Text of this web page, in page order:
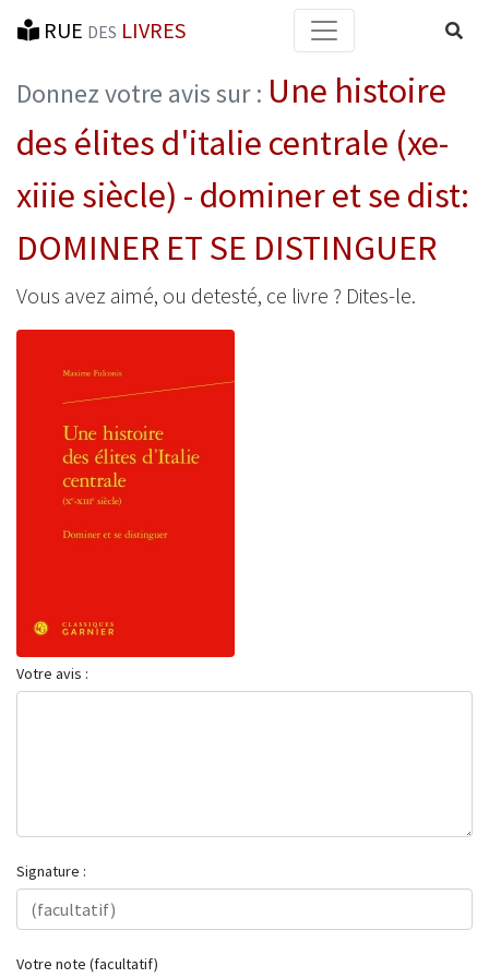
RUE DES LIVRES
Donnez votre avis sur : Une histoire
des élites d'italie centrale (xe-
xiiie siècle) - dominer et se dist:
DOMINER ET SE DISTINGUER
Vous avez aimé, ou detesté, ce livre ? Dites-le.
Votre avis :
Signature :
Votre note (facultatif)